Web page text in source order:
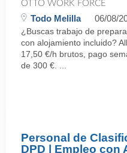
OTTO WORK FORCE
Todo Melilla 06/08/
¿Buscas trabajo de
con alojamiento incluido?
17,50 €/h brutos, pago
de 300 €. ...
Personal de
DPD | Empleo con